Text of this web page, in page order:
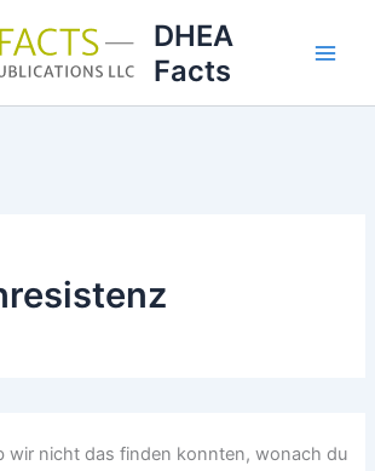
DHEA
Facts
wir nicht das finden konnten, wonach du